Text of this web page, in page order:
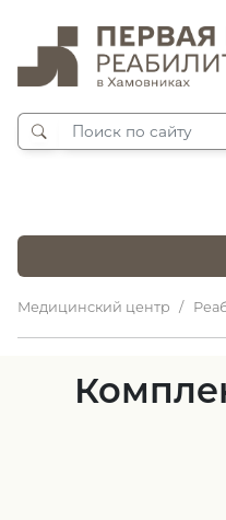
Медицинский центр